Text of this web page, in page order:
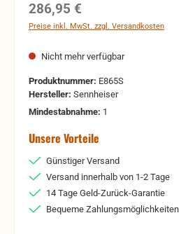
Regulärer Preis:
286,95 €
Preise inkl. MwSt. zzgl. Versandkosten
Nicht mehr verfügbar
Produktnummer: E865S
Hersteller: Sennheiser
Mindestabnahme: 1
Unsere Vorteile
Günstiger Versand
Versand innerhalb von 1-2 Tage
14 Tage Geld-Zurück-Garantie
Bequeme Zahlungsmöglichkeiten